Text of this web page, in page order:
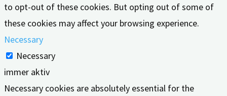
to opt-out of these cookies. But opting out of some of
these cookies may affect your browsing experience.
Necessary
Necessary
immer aktiv
Necessary cookies are absolutely essential for the